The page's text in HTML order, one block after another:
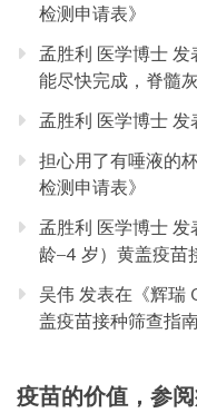
检测申请表》
孟胜利 医学博士 发
能尽快完成，脊髓
孟胜利 医学博士 发
担心用了有唾液的
检测申请表》
孟胜利 医学博士 发
龄–4 岁）黄盖疫苗
吴伟 发表在《辉瑞
盖疫苗接种筛查指
疫苗的价值，参